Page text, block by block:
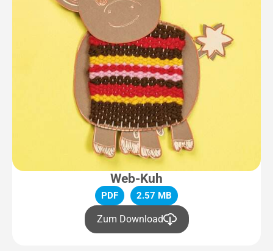
Web-Kuh
PDF 2.57 MB
Zum Download